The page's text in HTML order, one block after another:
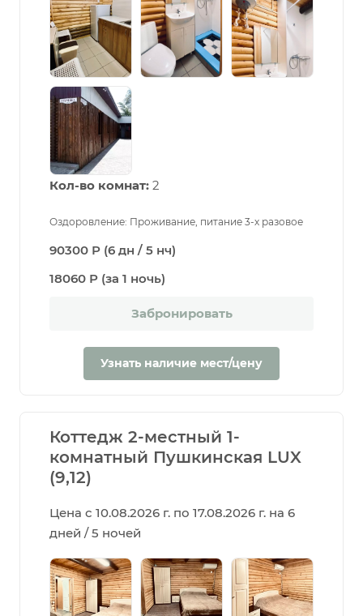
Кол-во комнат: 2
Оздоровление: Проживание, питание 3-х разовое
90300 Р (6 дн / 5 нч)
18060 Р (за 1 ночь)
Забронировать
Узнать наличие мест/цену
Коттедж 2-местный 1-
комнатный Пушкинская LUX
(9,12)
Цена с 10.08.2026 г. по 17.08.2026 г. на 6
дней / 5 ночей